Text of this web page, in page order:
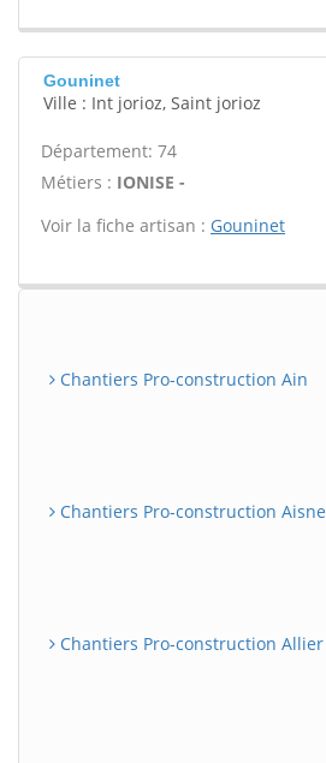
Gouninet
Ville : Int jorioz, Saint jorioz
Département: 74
Métiers : IONISE -
Voir la fiche artisan : Gouninet
Chantiers Pro-construction Ain
Chantiers Pro-construction Aisne
Chantiers Pro-construction Allier